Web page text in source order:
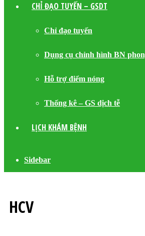
CHỈ ĐẠO TUYẾN – GSDT
Chỉ đạo tuyến
Dụng cụ chỉnh hình BN
Hỗ trợ điểm nóng
Thống kê – GS dịch tễ
LỊCH KHÁM BỆNH
Sidebar
HCV